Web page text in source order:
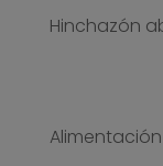
Hinchazón
Alimentación